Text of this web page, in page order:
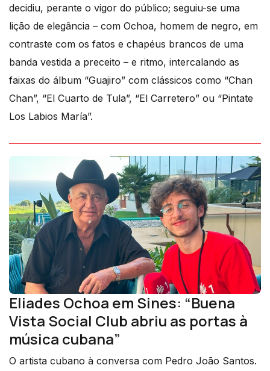
decidiu, perante o vigor do público; seguiu-se uma
lição de elegância – com Ochoa, homem de negro, em
contraste com os fatos e chapéus brancos de uma
banda vestida a preceito – e ritmo, intercalando as
faixas do álbum “Guajiro” com clássicos como “Chan
Chan”, “El Cuarto de Tula”, “El Carretero” ou “Pintate
Los Labios María”.
Eliades Ochoa em Sines: “Buena
Vista Social Club abriu as portas à
música cubana”
O artista cubano à conversa com Pedro João Santos.